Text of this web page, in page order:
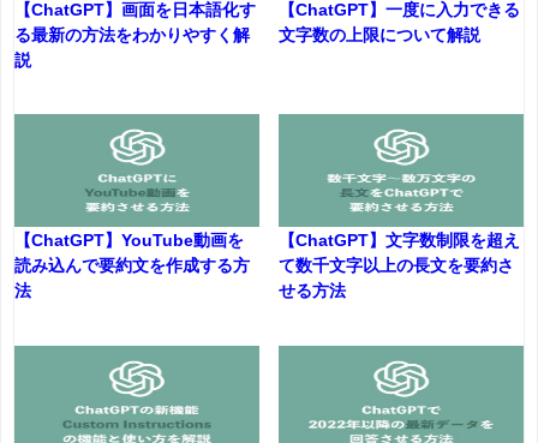
【ChatGPT】画面を日本語化す
る最新の方法をわかりやすく解
説
【ChatGPT】一度に入力できる
文字数の上限について解説
【ChatGPT】YouTube動画を
読み込んで要約文を作成する方
法
【ChatGPT】文字数制限を超え
て数千文字以上の長文を要約さ
せる方法